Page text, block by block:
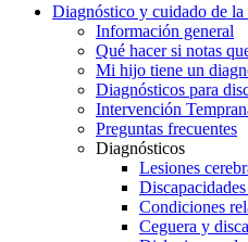
Diagnóstico y cuidado de la
Información general
Qué hacer si notas
Mi hijo tiene un
Diagnósticos para
Intervención
Preguntas frecuentes
Diagnósticos
Lesiones
Condiciones
Ceguera y